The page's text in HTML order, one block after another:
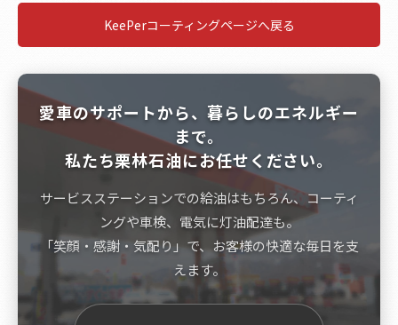
KeePerコーティングページへ戻る
愛車のサポートから、暮らしのエネルギー
まで。
私たち栗林石油にお任せください。
サービスステーションでの給油はもちろん、コーティ
ングや車検、電気に灯油配達も。
「笑顔・感謝・気配り」で、お客様の快適な毎日を支
えます。